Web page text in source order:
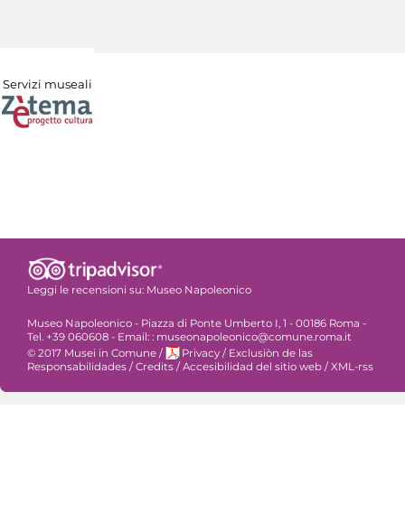
Servizi museali
Leggi le recensioni su: Museo Napoleonico
Museo Napoleonico - Piazza di Ponte Umberto I, 1 - 00186 Roma -
Tel. +39 060608 - Email: : museonapoleonico@comune.roma.it
© 2017 Musei in Comune / Privacy / Exclusiòn de las
Responsabilidades / Credits / Accesibilidad del sitio web / XML-rss